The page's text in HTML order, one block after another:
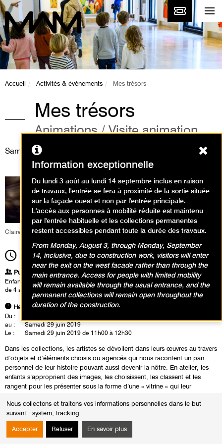
Nous collectons et traitons vos informations personnelles dans le but
suivant : system, tracking.
Accepter Refuser En savoir plus
Accueil Activités & événements Mes trésors
Mes trésors
Animations / Visite animation
Samedi 29 juin 2019
Claire Delfino
11h00 Durée1h30
Publics
Enfants / Ados
de 4 ans à 6 ans
Heures
Du :
au :
Samedi 29 juin 2019
Le :
Samedi 29 juin 2019 de 11h00 à 12h30
Dans les collections, les artistes se dévoilent dans leurs œuvres au travers
d’objets et d’éléments choisis ou agencés qui nous racontent un pan
personnel de leur histoire pouvant aussi devenir la nôtre. En atelier, les
enfants s’approprient des images, les choisissent, les classent et les
rangent pour les présenter sous la forme d’une « vitrine » qui leur
Information exceptionnelle
Du lundi 3 août au lundi 14 septembre inclus en raison
de travaux, l'entrée se fera à proximité de la sortie située
sur la façade ouest et non par l'entrée principale.
L'accès aux personnes à mobilité réduite est maintenu
par l'entrée habituelle et les collections permanentes
restent accessibles pendant toute la durée des travaux.
From Monday, August 3, through Monday, September
14, inclusive, due to construction work, visitors will enter
near the exit on the west facade rather than through the
main entrance. Access for people with limited mobility
will remain available through the usual entrance, and the
permanent collections will remain open throughout the
duration of the construction.